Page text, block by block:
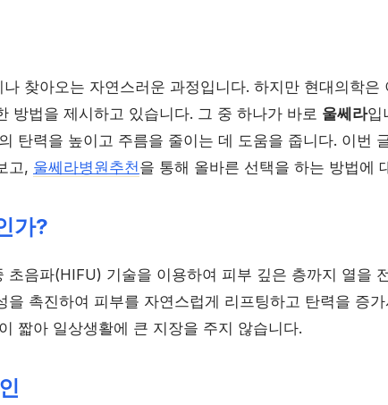
찾아오는 자연스러운 과정입니다. 하지만 현대의학은
방법을 제시하고 있습니다. 그 중 하나가 바로 울쎄라입
탄력을 높이고 주름을 줄이는 데 도움을 줍니다. 이번
고, 울쎄라병원추천을 통해 올바른 선택을 하는 방법에
가?
초음파(HIFU) 기술을 이용하여 피부 깊은 층까지 열을
을 촉진하여 피부를 자연스럽게 리프팅하고 탄력을 증
짧아 일상생활에 큰 지장을 주지 않습니다.